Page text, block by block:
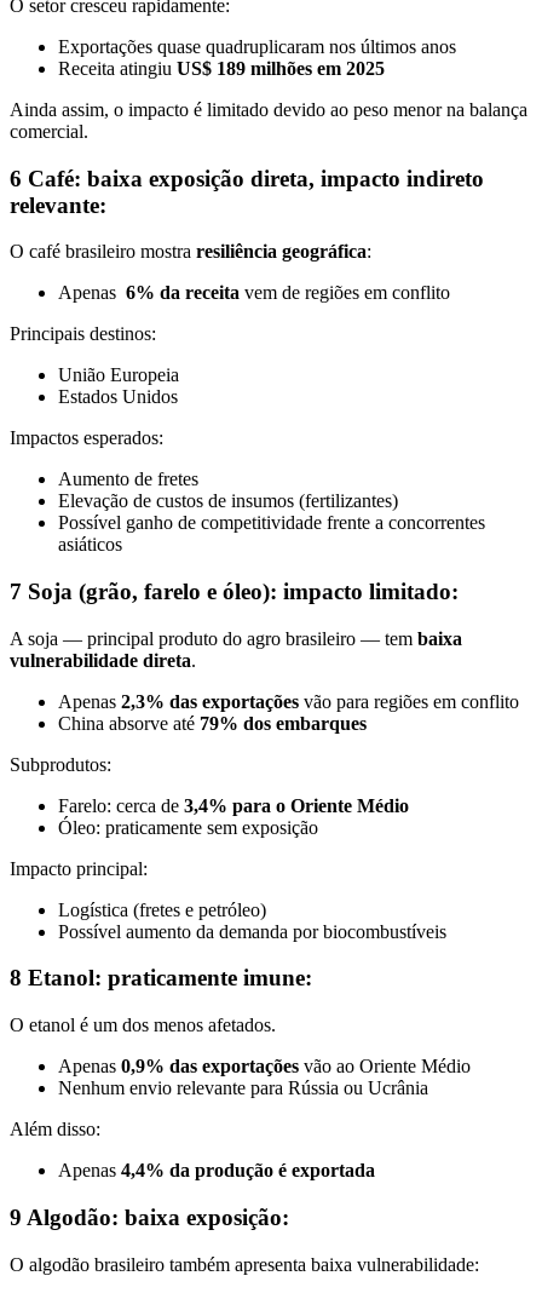
O setor cresceu rapidamente:
Exportações quase quadruplicaram nos últimos anos
Receita atingiu US$ 189 milhões em 2025
Ainda assim, o impacto é limitado devido ao peso menor na balança
comercial.
6 Café: baixa exposição direta, impacto indireto
relevante:
O café brasileiro mostra resiliência geográfica:
Apenas 6% da receita vem de regiões em conflito
Principais destinos:
União Europeia
Estados Unidos
Impactos esperados:
Aumento de fretes
Elevação de custos de insumos (fertilizantes)
Possível ganho de competitividade frente a concorrentes
asiáticos
7 Soja (grão, farelo e óleo): impacto limitado:
A soja — principal produto do agro brasileiro — tem baixa
vulnerabilidade direta.
Apenas 2,3% das exportações vão para regiões em conflito
China absorve até 79% dos embarques
Subprodutos:
Farelo: cerca de 3,4% para o Oriente Médio
Óleo: praticamente sem exposição
Impacto principal:
Logística (fretes e petróleo)
Possível aumento da demanda por biocombustíveis
8 Etanol: praticamente imune:
O etanol é um dos menos afetados.
Apenas 0,9% das exportações vão ao Oriente Médio
Nenhum envio relevante para Rússia ou Ucrânia
Além disso:
Apenas 4,4% da produção é exportada
9 Algodão: baixa exposição:
O algodão brasileiro também apresenta baixa vulnerabilidade: